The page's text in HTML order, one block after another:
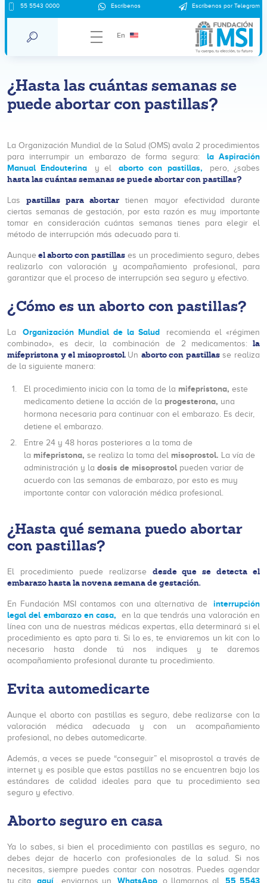
55 5543 0000 Escríbenos Escríbenos por Telegram
En
¿Hasta las cuántas semanas se
puede abortar con pastillas?
La Organización Mundial de la Salud (OMS) avala 2 procedimientos
para interrumpir un embarazo de forma segura:
la Aspiración
Manual Endouterina
y el aborto con pastillas, pero, ¿sabes
hasta las cuántas semanas se puede abortar con pastillas?
Las pastillas para abortar tienen mayor efectividad durante
ciertas semanas de gestación, por esta razón es muy importante
tomar en consideración cuántas semanas tienes para elegir el
método de interrupción más adecuado para ti.
Aunque el aborto con pastillas es un procedimiento seguro, debes
realizarlo con valoración y acompañamiento profesional, para
garantizar que el proceso de interrupción sea seguro y efectivo.
¿Cómo es un aborto con pastillas?
La Organización Mundial de la Salud
recomienda el «régimen
combinado», es decir, la combinación de 2 medicamentos:
la
mifepristona y el misoprostol. Un aborto con pastillasse realiza
de la siguiente manera:
El procedimiento inicia con la toma de la mifepristona, este
medicamento detiene la acción de la progesterona, una
hormona necesaria para continuar con el embarazo. Es decir,
detiene el embarazo.
Entre 24 y 48 horas posteriores a la toma de
la mifepristona, se realiza la toma del misoprostol. La vía de
administración y la dosis de misoprostol pueden variar de
acuerdo con las semanas de embarazo, por esto es muy
importante contar con valoración médica profesional.
¿Hasta qué semana puedo abortar
con pastillas?
El procedimiento puede realizarse desde que se detecta el
embarazo hasta la novena semana de gestación.
En Fundación MSI contamos con una alternativa de
interrupción
legal del embarazo en casa,
en la que tendrás una valoración en
línea con una de nuestras médicas expertas, ella determinará si el
procedimiento es apto para ti. Si lo es, te enviaremos un kit con lo
necesario hasta donde tú nos indiques y te daremos
acompañamiento profesional durante tu procedimiento.
Evita automedicarte
Aunque el aborto con pastillas es seguro, debe realizarse con la
valoración médica adecuada y con un acompañamiento
profesional, no debes automedicarte.
Además, a veces se puede “conseguir” el misoprostol a través de
internet y es posible que estas pastillas no se encuentren bajo los
estándares de calidad ideales para que tu procedimiento sea
seguro y efectivo.
Aborto seguro en casa
Ya lo sabes, si bien el procedimiento con pastillas es seguro, no
debes dejar de hacerlo con profesionales de la salud. Si nos
necesitas, siempre puedes contar con nosotras. Puedes agendar
tu cita
aquí , enviarnos un WhatsApp o llamarnos al
55 5543